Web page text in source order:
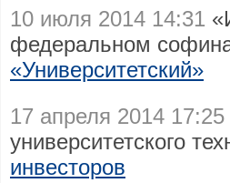
10 июля 2014 14:31
федеральном
«Университетский»
17 апреля 2014 17:25
университетского
инвесторов